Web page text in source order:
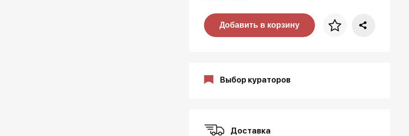
Цена за багет
Добавить в корзину
Выбор кураторов
Доставка